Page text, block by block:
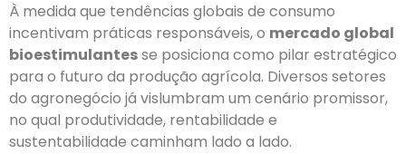
À medida que tendências globais de consumo
incentivam práticas responsáveis, o mercado global
bioestimulantesse posiciona como pilar estratégico
para o futuro da produção agrícola. Diversos setores
do agronegócio já vislumbram um cenário promissor,
no qual produtividade, rentabilidade e
sustentabilidade caminham lado a lado.